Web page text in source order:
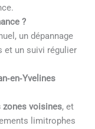
?
un dépannage
et un suivi régulier
zones voisines, et
limitrophes